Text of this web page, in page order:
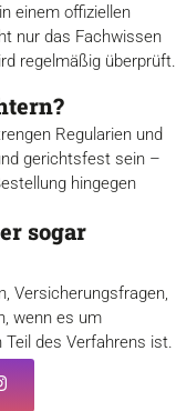
einem offiziellen
nur das Fachwissen
regelmäßig überprüft.
Regularien und
gerichtsfest sein –
hingegen
sogar
Versicherungsfragen,
wenn es um
Teil des Verfahrens ist.